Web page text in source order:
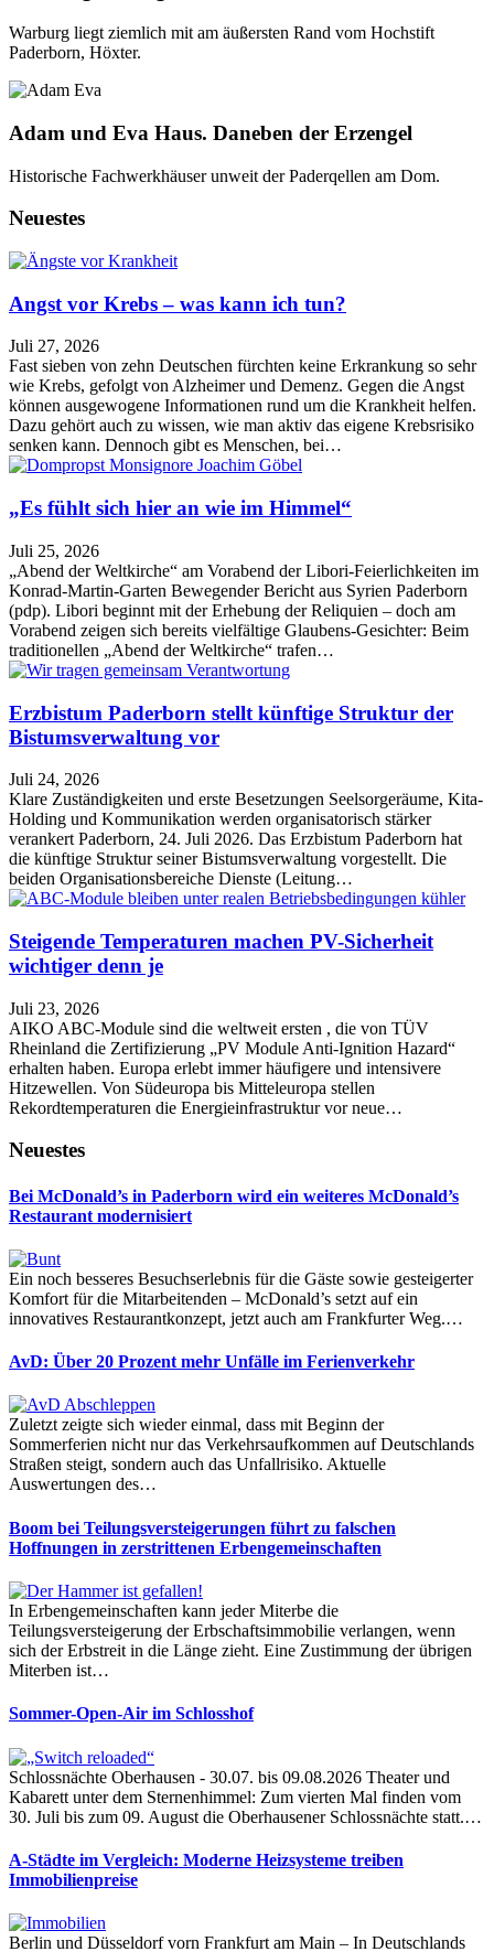
Warburg liegt ziemlich mit am äußersten Rand vom Hochstift
Paderborn, Höxter.
Adam und Eva Haus. Daneben der Erzengel
Historische Fachwerkhäuser unweit der Paderqellen am Dom.
Neuestes
Angst vor Krebs – was kann ich tun?
Juli 27, 2026
Fast sieben von zehn Deutschen fürchten keine Erkrankung so sehr
wie Krebs, gefolgt von Alzheimer und Demenz. Gegen die Angst
können ausgewogene Informationen rund um die Krankheit helfen.
Dazu gehört auch zu wissen, wie man aktiv das eigene Krebsrisiko
senken kann. Dennoch gibt es Menschen, bei…
„Es fühlt sich hier an wie im Himmel“
Juli 25, 2026
„Abend der Weltkirche“ am Vorabend der Libori-Feierlichkeiten im
Konrad-Martin-Garten Bewegender Bericht aus Syrien Paderborn
(pdp). Libori beginnt mit der Erhebung der Reliquien – doch am
Vorabend zeigen sich bereits vielfältige Glaubens-Gesichter: Beim
traditionellen „Abend der Weltkirche“ trafen…
Erzbistum Paderborn stellt künftige Struktur der
Bistumsverwaltung vor
Juli 24, 2026
Klare Zuständigkeiten und erste Besetzungen Seelsorgeräume, Kita-
Holding und Kommunikation werden organisatorisch stärker
verankert Paderborn, 24. Juli 2026. Das Erzbistum Paderborn hat
die künftige Struktur seiner Bistumsverwaltung vorgestellt. Die
beiden Organisationsbereiche Dienste (Leitung…
Steigende Temperaturen machen PV-Sicherheit
wichtiger denn je
Juli 23, 2026
AIKO ABC-Module sind die weltweit ersten , die von TÜV
Rheinland die Zertifizierung „PV Module Anti-Ignition Hazard“
erhalten haben. Europa erlebt immer häufigere und intensivere
Hitzewellen. Von Südeuropa bis Mitteleuropa stellen
Rekordtemperaturen die Energieinfrastruktur vor neue…
Neuestes
Bei McDonald’s in Paderborn wird ein weiteres McDonald’s
Restaurant modernisiert
Ein noch besseres Besuchserlebnis für die Gäste sowie gesteigerter
Komfort für die Mitarbeitenden – McDonald’s setzt auf ein
innovatives Restaurantkonzept, jetzt auch am Frankfurter Weg.…
AvD: Über 20 Prozent mehr Unfälle im Ferienverkehr
Zuletzt zeigte sich wieder einmal, dass mit Beginn der
Sommerferien nicht nur das Verkehrsaufkommen auf Deutschlands
Straßen steigt, sondern auch das Unfallrisiko. Aktuelle
Auswertungen des…
Boom bei Teilungsversteigerungen führt zu falschen
Hoffnungen in zerstrittenen Erbengemeinschaften
In Erbengemeinschaften kann jeder Miterbe die
Teilungsversteigerung der Erbschaftsimmobilie verlangen, wenn
sich der Erbstreit in die Länge zieht. Eine Zustimmung der übrigen
Miterben ist…
Sommer-Open-Air im Schlosshof
Schlossnächte Oberhausen - 30.07. bis 09.08.2026 Theater und
Kabarett unter dem Sternenhimmel: Zum vierten Mal finden vom
30. Juli bis zum 09. August die Oberhausener Schlossnächte statt.…
A-Städte im Vergleich: Moderne Heizsysteme treiben
Immobilienpreise
Berlin und Düsseldorf vorn Frankfurt am Main – In Deutschlands